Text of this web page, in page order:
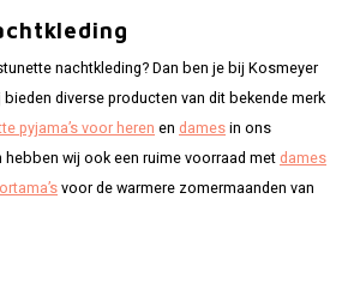
nachtkleding? Dan ben je bij Kosmeyer
diverse producten van dit bekende merk
pyjama’s voor heren en damesin ons
wij ook een ruime voorraad met dames
voor de warmere zomermaanden van